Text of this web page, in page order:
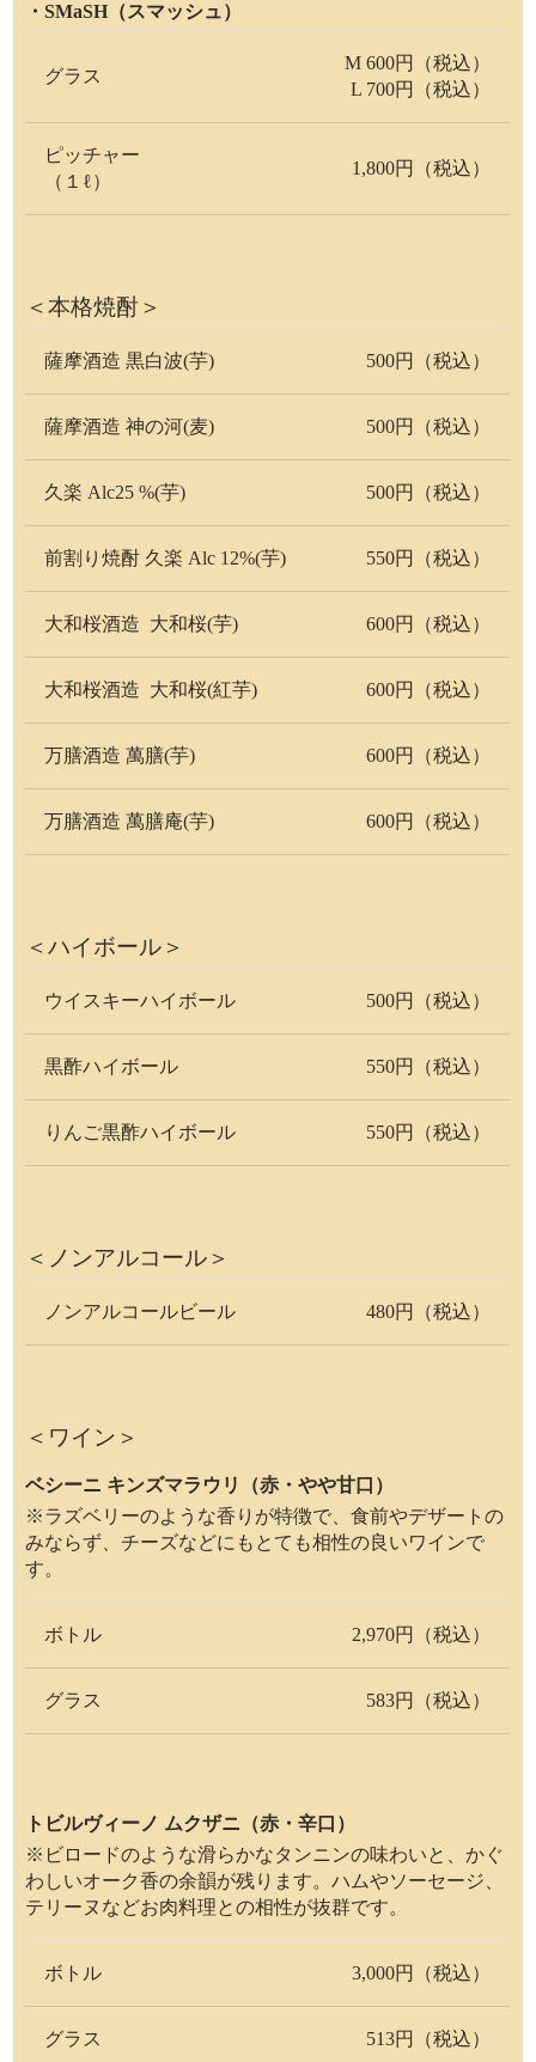
・SMaSH（スマッシュ）
グラス
M 600円（税込）
L 700円（税込）
ピッチャー
（１ℓ）
1,800円（税込）
＜本格焼酎＞
薩摩酒造 黒白波(芋) 500円（税込）
薩摩酒造 神の河(麦) 500円（税込）
久楽 Alc25 %(芋) 500円（税込）
前割り焼酎 久楽 Alc 12%(芋) 550円（税込）
大和桜酒造 大和桜(芋) 600円（税込）
大和桜酒造 大和桜(紅芋) 600円（税込）
万膳酒造 萬膳(芋) 600円（税込）
万膳酒造 萬膳庵(芋) 600円（税込）
＜ハイボール＞
ウイスキーハイボール 500円（税込）
黒酢ハイボール 550円（税込）
りんご黒酢ハイボール 550円（税込）
＜ノンアルコール＞
ノンアルコールビール 480円（税込）
＜ワイン＞
ベシーニ キンズマラウリ（赤・やや甘口）
※ラズベリーのような香りが特徴で、食前やデザートの
みならず、チーズなどにもとても相性の良いワインで
す。
ボトル 2,970円（税込）
グラス 583円（税込）
トビルヴィーノ ムクザニ（赤・辛口）
※ビロードのような滑らかなタンニンの味わいと、かぐ
わしいオーク香の余韻が残ります。ハムやソーセージ、
テリーヌなどお肉料理との相性が抜群です。
ボトル 3,000円（税込）
グラス 513円（税込）